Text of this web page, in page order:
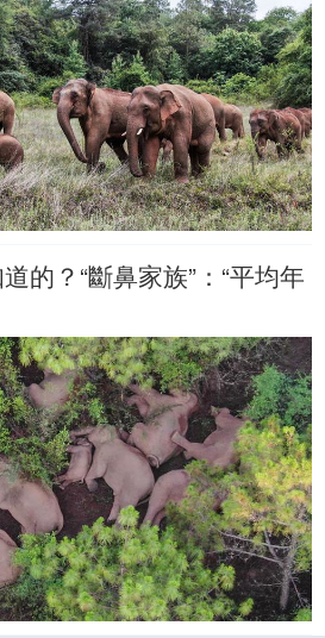
的？“斷鼻家族”：“平均年